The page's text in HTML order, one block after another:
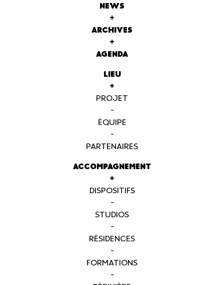
NEWS
+
ARCHIVES
+
AGENDA
LIEU
+
PROJET
-
ÉQUIPE
-
PARTENAIRES
ACCOMPAGNEMENT
+
DISPOSITIFS
-
STUDIOS
-
RÉSIDENCES
-
FORMATIONS
-